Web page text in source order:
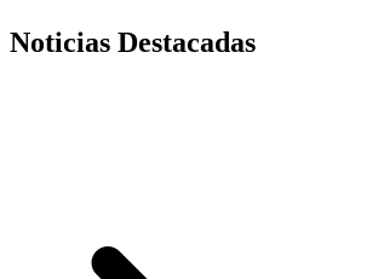
Noticias Destacadas